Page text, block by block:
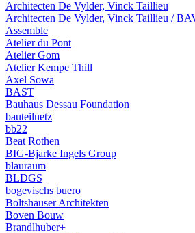
Architecten De Vylder, Vinck Taillieu
Architecten De Vylder, Vinck Taillieu /
Assemble
Atelier du Pont
Atelier Gom
Atelier Kempe Thill
Axel Sowa
BAST
Bauhaus Dessau Foundation
bauteilnetz
bb22
Beat Rothen
BIG-Bjarke Ingels Group
blauraum
BLDGS
bogevischs buero
Boltshauser Architekten
Boven Bouw
Brandlhuber+